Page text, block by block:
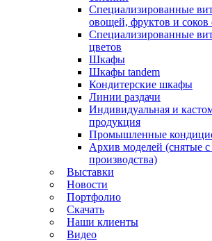
Специализированные
овощей, фруктов и
Специализированные
цветов
Шкафы
Шкафы tandem
Кондитерские шкафы
Линии раздачи
Индивидуальная и
продукция
Промышленные
Архив моделей (снятые
производства)
Выставки
Новости
Портфолио
Скачать
Наши клиенты
Видео